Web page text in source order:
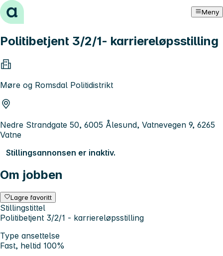
Hopp til innhold Meny
Politibetjent 3/2/1- karriereløpsstilling
Møre og Romsdal Politidistrikt
Nedre Strandgate 50, 6005 Ålesund, Vatnevegen 9, 6265
Vatne
Stillingsannonsen er inaktiv.
Om jobben
Lagre favoritt
Stillingstittel
Politibetjent 3/2/1 - karriereløpsstilling
Type ansettelse
Fast, heltid 100%